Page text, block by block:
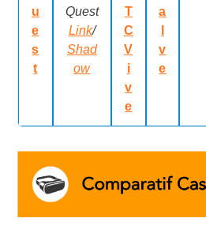
u
e
s
t
Quest
Link/
Shad
ow
T
C
V
i
v
e
a
v
e